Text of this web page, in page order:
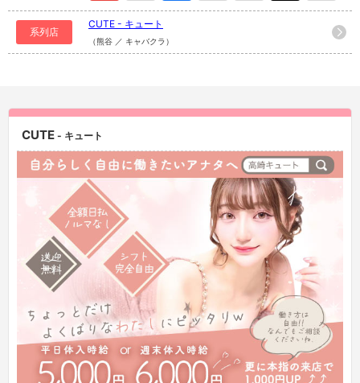
系列店
CUTE - キュート
（熊谷 ／ キャバクラ）
CUTE - キュート